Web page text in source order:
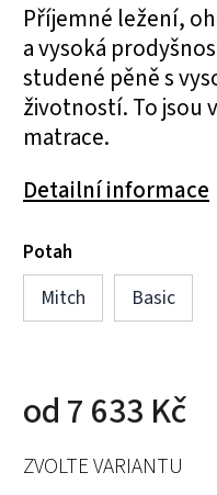
Příjemné ležení,
a vysoká
studené pěně s
životností. To jsou
matrace.
Detailní informace
Potah
Mitch
Basic
od7 633 Kč
ZVOLTE VARIANTU